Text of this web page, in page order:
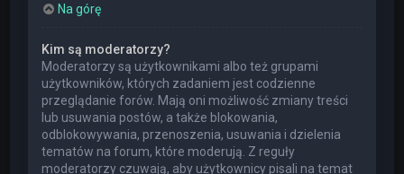
Na górę
Kim są moderatorzy?
Moderatorzy są użytkownikami albo też grupami
użytkowników, których zadaniem jest codzienne
przeglądanie forów. Mają oni możliwość zmiany treści
lub usuwania postów, a także blokowania,
odblokowywania, przenoszenia, usuwania i dzielenia
tematów na forum, które moderują. Z reguły
moderatorzy czuwają, aby użytkownicy pisali na temat